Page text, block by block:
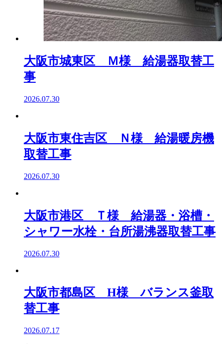
大阪市城東区 Ｍ様 給湯器取替工
事
2026.07.30
大阪市東住吉区 Ｎ様 給湯暖房機
取替工事
2026.07.30
大阪市港区 Ｔ様 給湯器・浴槽・
シャワー水栓・台所湯沸器取替工事
2026.07.30
大阪市都島区 H様 バランス釜取
替工事
2026.07.17